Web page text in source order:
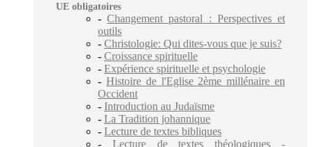
UE obligatoires
-Changement pastoral : Perspectives et
outils
- Christologie: Qui dites-vous que je suis?
- Croissance spirituelle
- Expérience spirituelle et psychologie
- Histoire de l'Eglise 2ème millénaire en
Occident
- Introduction au Judaïsme
- La Tradition johannique
- Lecture de textes bibliques
- Lecture de textes théologiques -